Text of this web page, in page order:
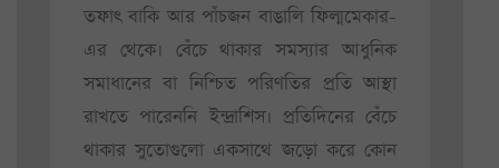
তফাৎ বাকি আর পাঁচজন বাঙালি ফিল্মমেকার-
এর থেকে। বেঁচে থাকার সমস্যার আধুনিক
সমাধানের বা নিশ্চিত পরিণতির প্রতি আস্থা
রাখতে পারেননি ইন্দ্রাশিস। প্রতিদিনের বেঁচে
থাকার সুতোগুলো একসাথে জড়ো করে কোন